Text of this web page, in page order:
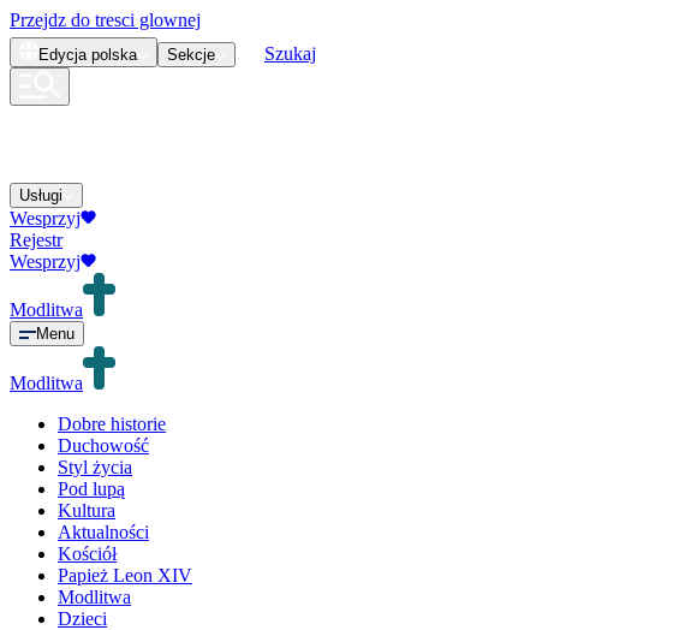
Przejdz do tresci glownej
Edycja polska Sekcje Szukaj
Usługi
Wesprzyj
Rejestr
Wesprzyj
Modlitwa
Menu
Modlitwa
Dobre historie
Duchowość
Styl życia
Pod lupą
Kultura
Aktualności
Kościół
Papież Leon XIV
Modlitwa
Dzieci